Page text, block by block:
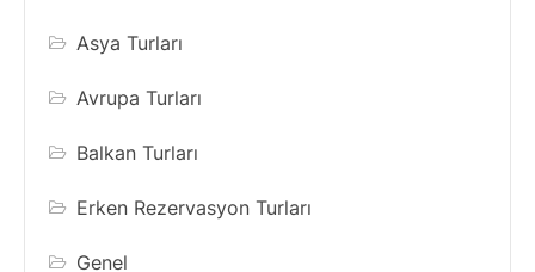
Asya Turları
Avrupa Turları
Balkan Turları
Erken Rezervasyon Turları
Genel